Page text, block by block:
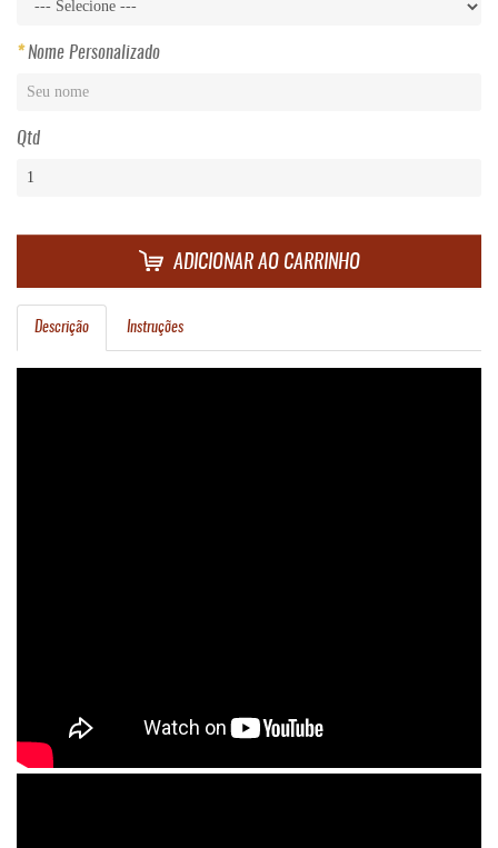
Nome Personalizado
Qtd
ADICIONAR AO CARRINHO
Descrição Instruções